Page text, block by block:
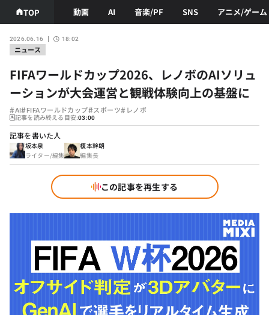
TOP 動画 AI 音楽/PF SNS アニメ/ゲーム
ニュース
2026.06.16 18:02
FIFAワールドカップ2026、レノボのAIソリュ
ーションが大会運営と観戦体験向上の基盤に
#AI#FIFAワールドカップ#スポーツ# レノボ
記事を読み終える目安:03:00
記事を書いた人
坂本泉
ライター/編集
榎本幹朗
編集長
この記事を再生する